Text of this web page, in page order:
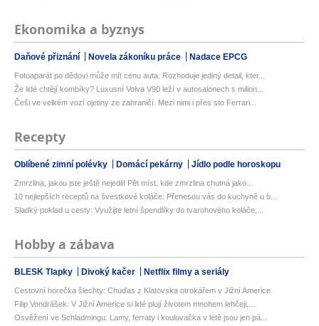
Ekonomika a byznys
Daňové přiznání Novela zákoníku práce Nadace EPCG
Fotoaparát po dědovi může mít cenu auta. Rozhoduje jediný detail, kter...
Že lidé chtějí kombíky? Luxusní Volva V90 leží v autosalonech s milion...
Češi ve velkém vozí ojetiny ze zahraničí. Mezi nimi i přes sto Ferrari...
Recepty
Oblíbené zimní polévky Domácí pekárny Jídlo podle horoskopu
Zmrzlina, jakou jste ještě nejedli! Pět míst, kde zmrzlina chutná jako...
10 nejlepších receptů na švestkové koláče: Přenesou vás do kuchyně u b...
Sladký poklad u cesty: Využijte letní špendlíky do tvarohového koláče,...
Hobby a zábava
BLESK Tlapky Divoký kačer Netflix filmy a seriály
Cestovní horečka šlechty: Chuďas z Klatovska otrokářem v Jižní Americe
Filip Vondrášek: V Jižní Americe si lidé plují životem mnohem lehčeji,...
Osvěžení ve Schladmingu: Lamy, ferraty i koulovačka v létě jsou jen pá...